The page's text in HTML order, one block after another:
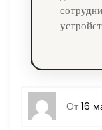
От 16